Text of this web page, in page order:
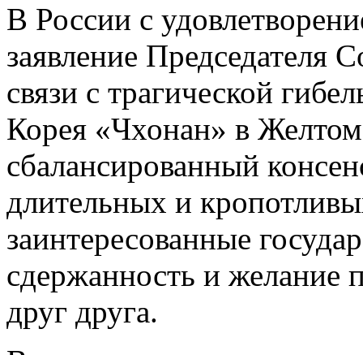
В России с
заявление Председателя
связи с трагической
Корея «Чхонан» в
сбалансированный
длительных и
заинтересованные
сдержанность и желание
друг друга.